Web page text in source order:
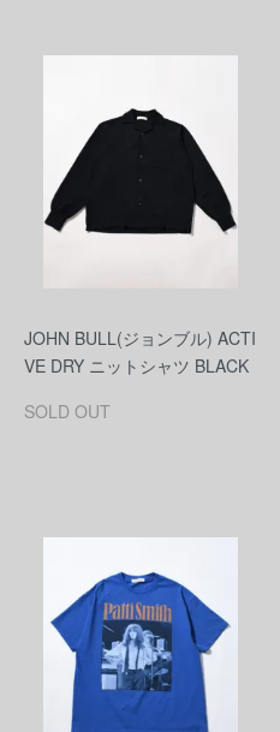
JOHN BULL(ジョンブル) ACTI
VE DRY ニットシャツ BLACK
SOLD OUT